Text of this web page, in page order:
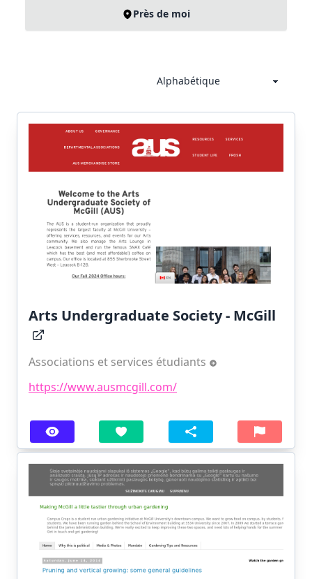
Près de moi
Arts Undergraduate Society - McGill
Associations et services étudiants
https://www.ausmcgill.com/